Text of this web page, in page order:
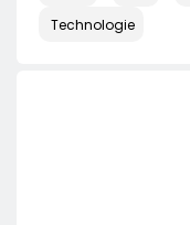
Technologie